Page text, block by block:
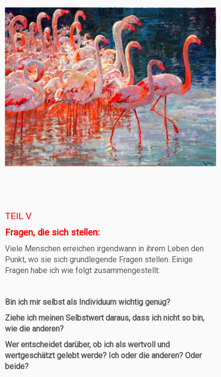
TEIL V
Fragen, die sich stellen:
Viele Menschen erreichen irgendwann in ihrem Leben den
Punkt, wo sie sich grundlegende Fragen stellen. Einige
Fragen habe ich wie folgt zusammengestellt:
Bin ich mir selbst als Individuum wichtig genug?
Ziehe ich meinen Selbstwert daraus, dass ich nicht so bin,
wie die anderen?
Wer entscheidet darüber, ob ich als wertvoll und
wertgeschätzt gelebt werde? Ich oder die anderen? Oder
beide?